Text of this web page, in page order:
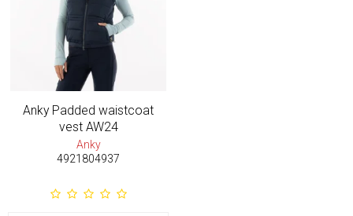
Anky Padded waistcoat
vest AW24
Anky
4921804937